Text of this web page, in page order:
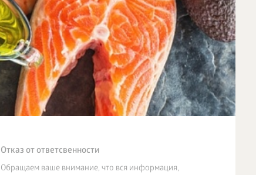
Отказ от ответсвенности
Обращаем ваше внимание, что вся информация,